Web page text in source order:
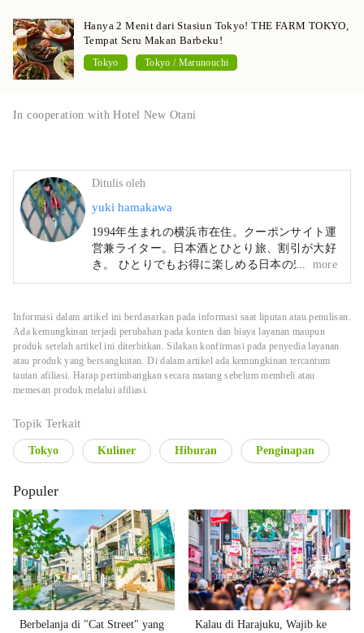
Hanya 2 Menit dari Stasiun Tokyo! THE FARM TOKYO,
Tempat Seru Makan Barbeku!
Tokyo Tokyo / Marunouchi
In cooperation with Hotel New Otani
Ditulis oleh
yuki hamakawa
1994年生まれの横浜市在住。クーポンサイト運
営兼ライター。日本酒とひとり旅、割引が大好
き。 ひとりでもお得に楽しめる日本の魅力を
もとめて日々探索中。
more
Informasi dalam artikel ini berdasarkan pada informasi saat liputan atau penulisan.
Ada kemungkinan terjadi perubahan pada konten dan biaya layanan maupun
produk setelah artikel ini diterbitkan. Silakan konfirmasi pada penyedia layanan
atau produk yang bersangkutan. Di dalam artikel ada kemungkinan tercantum
tautan afiliasi. Harap pertimbangkan secara matang sebelum membeli atau
memesan produk melalui afiliasi.
Topik Terkait
Tokyo Kuliner Hiburan Penginapan
Populer
Berbelanja di "Cat Street" yang
Kalau di Harajuku, Wajib ke